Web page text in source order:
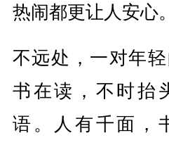
热闹都更让人安心。
不远处，一对年
书在读，不时抬
语。人有千面，